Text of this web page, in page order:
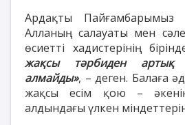
Ардақты Пайғамбарымыз
Алланың салауаты мен
өсиетті хадистерінің
жақсы тәрбиден артық
алмайды», – деген. Балаға
жақсы есім қою –
алдындағы үлкен